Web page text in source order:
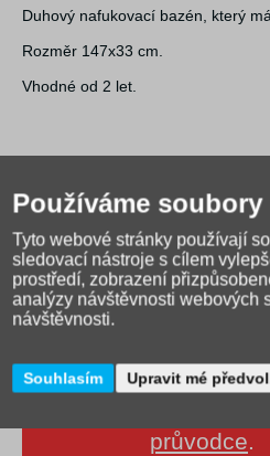
Duhový nafukovací bazén, který
Rozměr 147x33 cm.
Vhodné od 2 let.
Jak
průvodce.
Používáme
Tyto webové stránky používají
sledovací nástroje s cílem
prostředí, zobrazení
analýzy návštěvnosti webových
návštěvnosti.
Souhlasím Upravit mé